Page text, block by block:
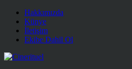
Hakkımızda
Künye
İletişim
Ekibe Dahil Ol